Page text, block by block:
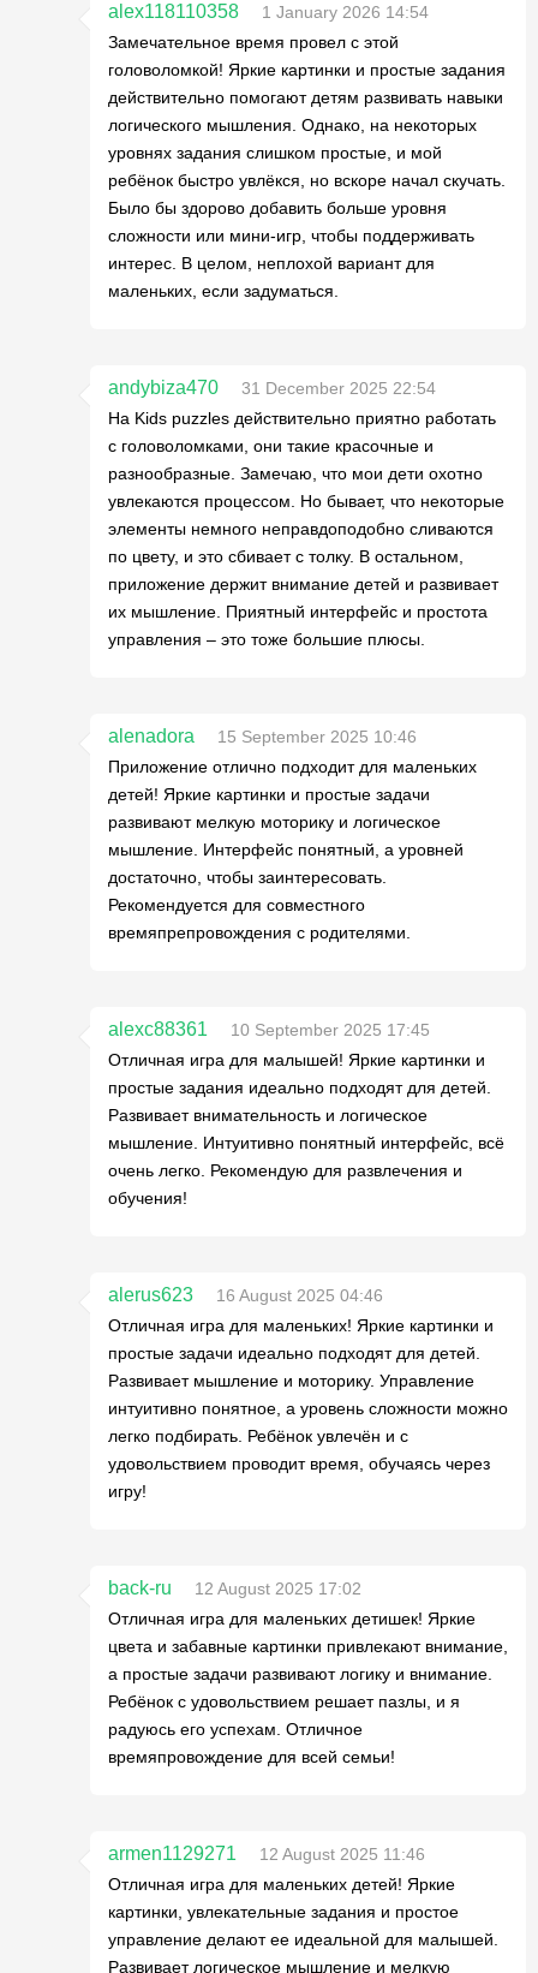
alex118110358
1 January 2026 14:54
Замечательное время провел с этой
головоломкой! Яркие картинки и простые задания
действительно помогают детям развивать навыки
логического мышления. Однако, на некоторых
уровнях задания слишком простые, и мой
ребёнок быстро увлёкся, но вскоре начал скучать.
Было бы здорово добавить больше уровня
сложности или мини-игр, чтобы поддерживать
интерес. В целом, неплохой вариант для
маленьких, если задуматься.
andybiza470
31 December 2025 22:54
На Kids puzzles действительно приятно работать
с головоломками, они такие красочные и
разнообразные. Замечаю, что мои дети охотно
увлекаются процессом. Но бывает, что некоторые
элементы немного неправдоподобно сливаются
по цвету, и это сбивает с толку. В остальном,
приложение держит внимание детей и развивает
их мышление. Приятный интерфейс и простота
управления – это тоже большие плюсы.
alenadora
15 September 2025 10:46
Приложение отлично подходит для маленьких
детей! Яркие картинки и простые задачи
развивают мелкую моторику и логическое
мышление. Интерфейс понятный, а уровней
достаточно, чтобы заинтересовать.
Рекомендуется для совместного
времяпрепровождения с родителями.
alexc88361
10 September 2025 17:45
Отличная игра для малышей! Яркие картинки и
простые задания идеально подходят для детей.
Развивает внимательность и логическое
мышление. Интуитивно понятный интерфейс, всё
очень легко. Рекомендую для развлечения и
обучения!
alerus623
16 August 2025 04:46
Отличная игра для маленьких! Яркие картинки и
простые задачи идеально подходят для детей.
Развивает мышление и моторику. Управление
интуитивно понятное, а уровень сложности можно
легко подбирать. Ребёнок увлечён и с
удовольствием проводит время, обучаясь через
игру!
back-ru
12 August 2025 17:02
Отличная игра для маленьких детишек! Яркие
цвета и забавные картинки привлекают внимание,
а простые задачи развивают логику и внимание.
Ребёнок с удовольствием решает пазлы, и я
радуюсь его успехам. Отличное
времяпровождение для всей семьи!
armen1129271
12 August 2025 11:46
Отличная игра для маленьких детей! Яркие
картинки, увлекательные задания и простое
управление делают ее идеальной для малышей.
Развивает логическое мышление и мелкую